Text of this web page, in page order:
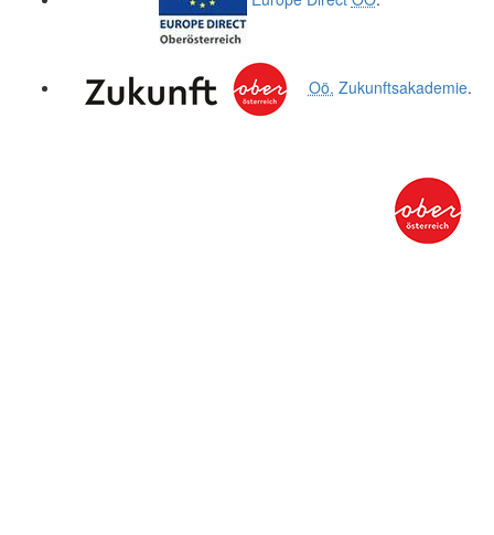
Oö. Zukunftsakademie.